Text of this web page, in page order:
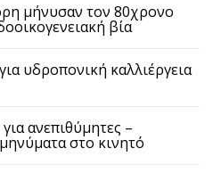
μήνυσαν τον 80χρονο
βία
υδροπονική καλλιέργεια
ανεπιθύμητες –
στο κινητό